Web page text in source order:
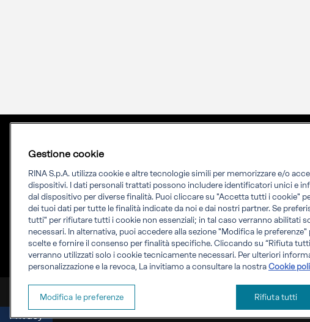
Priming your future
RINA Prime supporta i propri clienti nella
transizione verso un futuro più evoluto e
sostenibile
RINA Prime Value Services S.p.A. P.IVA IT 09587170961
Privacy
Gestione cookie
RINA S.p.A. utilizza cookie e altre tecnologie simili per memorizzare e/o
dispositivi. I dati personali trattati possono includere identificatori unici e
dal dispositivo per diverse finalità. Puoi cliccare su "Accetta tutti i cookie"
dei tuoi dati per tutte le finalità indicate da noi e dai nostri partner. Se
tutti" per rifiutare tutti i cookie non essenziali; in tal caso verranno abilitati
necessari. In alternativa, puoi accedere alla sezione "Modifica le preferenze"
scelte e fornire il consenso per finalità specifiche. Cliccando su “Rifiuta
verranno utilizzati solo i cookie tecnicamente necessari. Per ulteriori
personalizzazione e la revoca, La invitiamo a consultare la nostra Cookie
Modifica le preferenze Rifiuta tutti